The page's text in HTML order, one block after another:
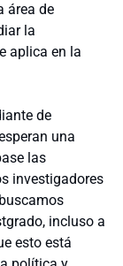
área de
la
aplica en la
de
una
las
investigadores
incluso a
esto está